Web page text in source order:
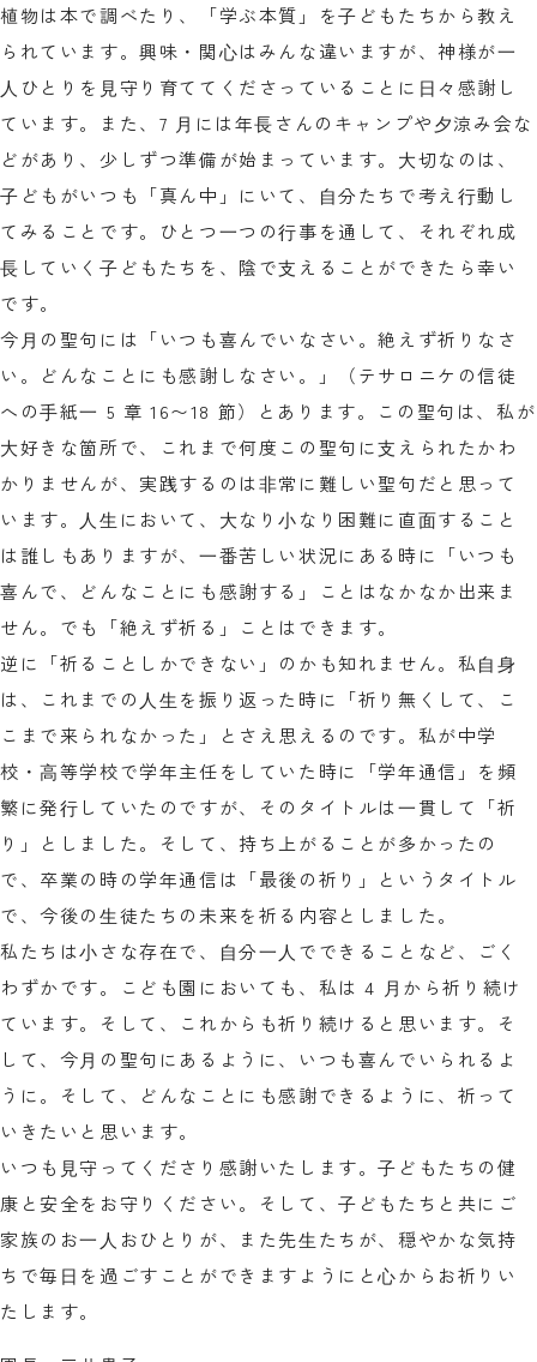
植物は本で調べたり、「学ぶ本質」を⼦どもたちから教え
られています。興味・関⼼はみんな違いますが、神様が⼀
⼈ひとりを⾒守り育ててくださっていることに⽇々感謝し
ています。また、7 ⽉には年⻑さんのキャンプや⼣涼み会な
どがあり、少しずつ準備が始まっています。⼤切なのは、
⼦どもがいつも「真ん中」にいて、⾃分たちで考え⾏動し
てみることです。ひとつ⼀つの⾏事を通して、それぞれ成
⻑していく⼦どもたちを、陰で⽀えることができたら幸い
です。
今⽉の聖句には「いつも喜んでいなさい。絶えず祈りなさ
い。どんなことにも感謝しなさい。」（テサロニケの信徒
への⼿紙⼀ 5 章 16〜18 節）とあります。この聖句は、私が
⼤好きな箇所で、これまで何度この聖句に⽀えられたかわ
かりませんが、実践するのは⾮常に難しい聖句だと思って
います。⼈⽣において、⼤なり⼩なり困難に直⾯すること
は誰しもありますが、⼀番苦しい状況にある時に「いつも
喜んで、どんなことにも感謝する」ことはなかなか出来ま
せん。でも「絶えず祈る」ことはできます。
逆に「祈ることしかできない」のかも知れません。私⾃⾝
は、これまでの⼈⽣を振り返った時に「祈り無くして、こ
こまで来られなかった」とさえ思えるのです。私が中学
校・⾼等学校で学年主任をしていた時に「学年通信」を頻
繁に発⾏していたのですが、そのタイトルは⼀貫して「祈
り」としました。そして、持ち上がることが多かったの
で、卒業の時の学年通信は「最後の祈り」というタイトル
で、今後の⽣徒たちの未来を祈る内容としました。
私たちは⼩さな存在で、⾃分⼀⼈でできることなど、ごく
わずかです。こども園においても、私は 4 ⽉から祈り続け
ています。そして、これからも祈り続けると思います。そ
して、今⽉の聖句にあるように、いつも喜んでいられるよ
うに。そして、どんなことにも感謝できるように、祈って
いきたいと思います。
いつも⾒守ってくださり感謝いたします。⼦どもたちの健
康と安全をお守りください。そして、⼦どもたちと共にご
家族のお⼀⼈おひとりが、また先⽣たちが、穏やかな気持
ちで毎⽇を過ごすことができますようにと⼼からお祈りい
たします。